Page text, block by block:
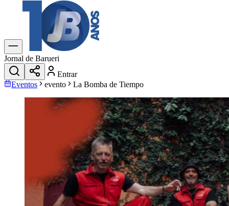
Explore Tudo
Últimas Notícias
Previsão do Tempo
Trânsito e Rotas
Dia a Dia & Lazer
Transportes
Gastronomia
Cinema & Shows
Para Sua Empresa
Cadastrar Empresa
Divulgar VagasNovo
Publicidade Legal
Política
Eleições
Esportes
Jornal de Barueri
Entrar
Eventos
evento La Bomba de Tiempo